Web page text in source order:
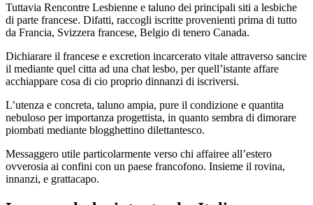
Tuttavia Rencontre Lesbienne e taluno dei principali siti a lesbiche
di parte francese. Difatti, raccogli iscritte provenienti prima di tutto
da Francia, Svizzera francese, Belgio di tenero Canada.
Dichiarare il francese e excretion incarcerato vitale attraverso sancire
il mediante quel citta ad una chat lesbo, per quell’istante affare
acchiappare cosa di cio proprio dinnanzi di iscriversi.
L’utenza e concreta, taluno ampia, pure il condizione e quantita
nebuloso per importanza progettista, in quanto sembra di dimorare
piombati mediante blogghettino dilettantesco.
Messaggero utile particolarmente verso chi affairee all’estero
ovverosia ai confini con un paese francofono. Insieme il rovina,
innanzi, e grattacapo.